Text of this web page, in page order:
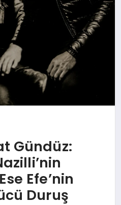
Gündüz:
Efe’nin
Duruş